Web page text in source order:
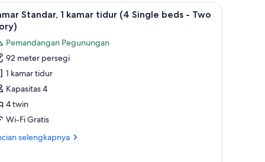
angsa, dan brankas 1 kamar tidur, seprai premium, selimut bulu
12
Standar, 1 kamar tidur (4 Single beds - Two
Pemandangan Pegunungan
92 meter persegi
1 kamar tidur
Kapasitas 4
4 twin
Wi-Fi Gratis
selengkapnya